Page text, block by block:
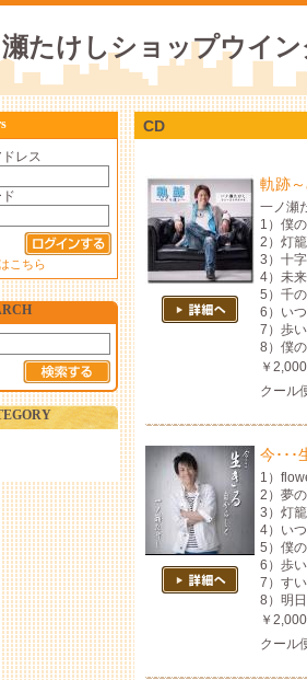
たけしショップウイ
レス
こちら
CD
軌跡
一ノ瀬
1）僕
2）灯
3）十
4）未
5）千
6）い
7）歩
8）僕
￥
クール
今･･･
1）
2）夢
3）灯
4）い
5）僕
6）歩
7）す
8）明
￥
クール